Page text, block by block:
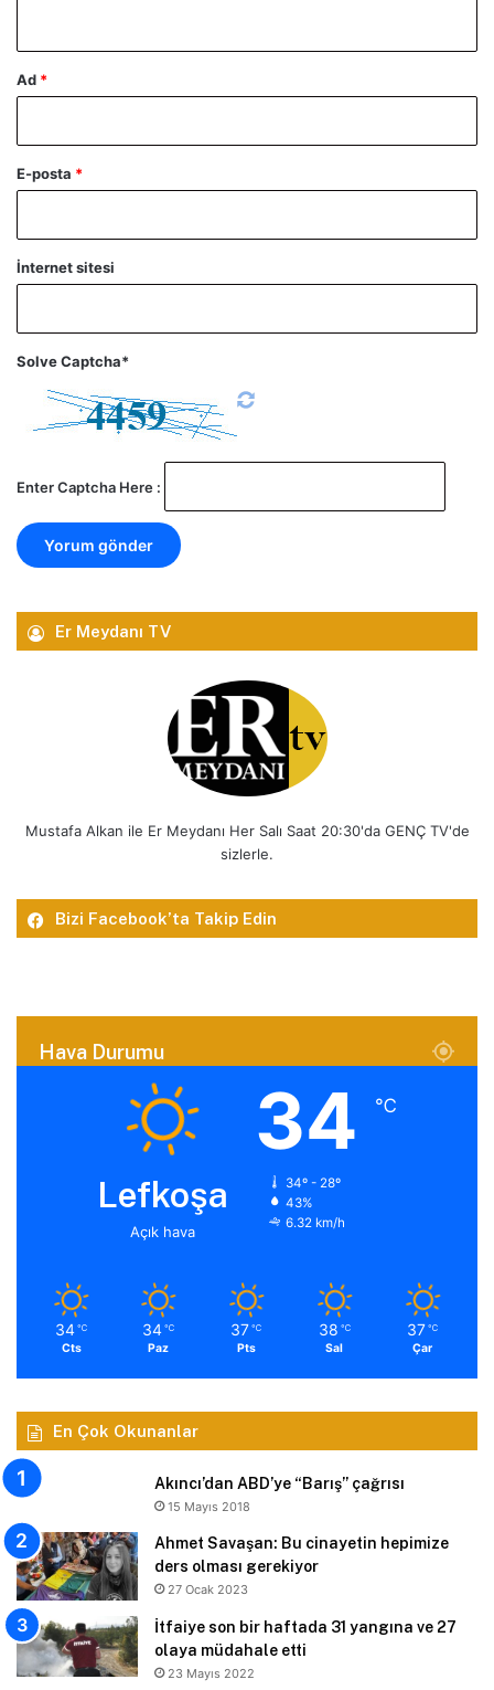
Ad *
E-posta *
İnternet sitesi
Solve Captcha*
Enter Captcha Here :
Er Meydanı TV
Mustafa Alkan ile Er Meydanı Her Salı Saat 20:30'da GENÇ TV'de
sizlerle.
Bizi Facebook’ta Takip Edin
Hava Durumu
Lefkoşa
Açık hava
34 ℃
34º - 28º
43%
6.32 km/h
34 ℃
Cts
34 ℃
Paz
37 ℃
Pts
38 ℃
Sal
37 ℃
Çar
En Çok Okunanlar
Akıncı’dan ABD’ye “Barış” çağrısı
15 Mayıs 2018
Ahmet Savaşan: Bu cinayetin hepimize
ders olması gerekiyor
27 Ocak 2023
İtfaiye son bir haftada 31 yangına ve 27
olaya müdahale etti
23 Mayıs 2022